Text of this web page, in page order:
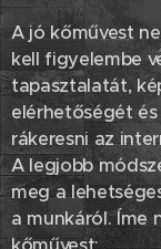
A jó kőművest
kell figyelembe
tapasztalatát,
elérhetőségét
rákeresni az
A legjobb
meg a
a munkáról. Íme